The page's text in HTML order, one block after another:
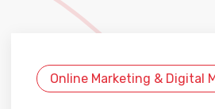
Online Marketing & Digital